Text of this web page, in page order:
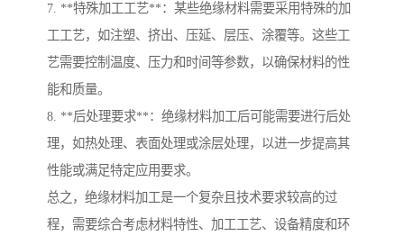
7. **特殊加工工艺**：某些绝缘材料需要采用特殊的加
工工艺，如注塑、挤出、压延、层压、涂覆等。这些工
艺需要控制温度、压力和时间等参数，以确保材料的性
能和质量。
8. **后处理要求**：绝缘材料加工后可能需要进行后处
理，如热处理、表面处理或涂层处理，以进一步提高其
性能或满足特定应用要求。
总之，绝缘材料加工是一个复杂且技术要求较高的过
程，需要综合考虑材料特性、加工工艺、设备精度和环